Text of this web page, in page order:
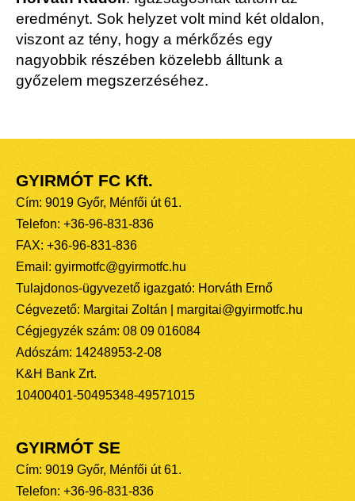
eredményt. Sok helyzet volt mind két oldalon,
viszont az tény, hogy a mérkőzés egy
nagyobbik részében közelebb álltunk a
győzelem megszerzéséhez.
GYIRMÓT FC Kft.
Cím: 9019 Győr, Ménfői út 61.
Telefon: +36-96-831-836
FAX: +36-96-831-836
Email: gyirmotfc@gyirmotfc.hu
Tulajdonos-ügyvezető igazgató: Horváth Ernő
Cégvezető: Margitai Zoltán | margitai@gyirmotfc.hu
Cégjegyzék szám: 08 09 016084
Adószám: 14248953-2-08
K&H Bank Zrt.
10400401-50495348-49571015
GYIRMÓT SE
Cím: 9019 Győr, Ménfői út 61.
Telefon: +36-96-831-836